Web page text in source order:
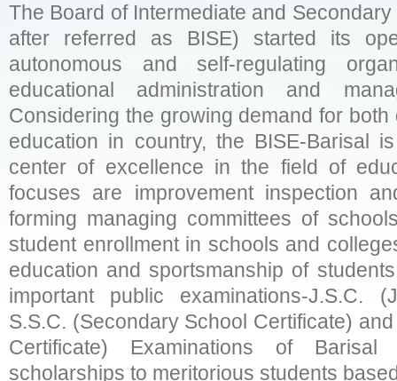
The Board of Intermediate and
after referred as BISE) started its
autonomous and self-regulating
educational administration and
Considering the growing demand for
education in country, the BISE-Barisal
center of excellence in the field of
focuses are improvement inspection
forming managing committees of
student enrollment in schools and
education and sportsmanship of
important public examinations-J.S.C.
S.S.C. (Secondary School Certificate)
Certificate) Examinations of
scholarships to meritorious students